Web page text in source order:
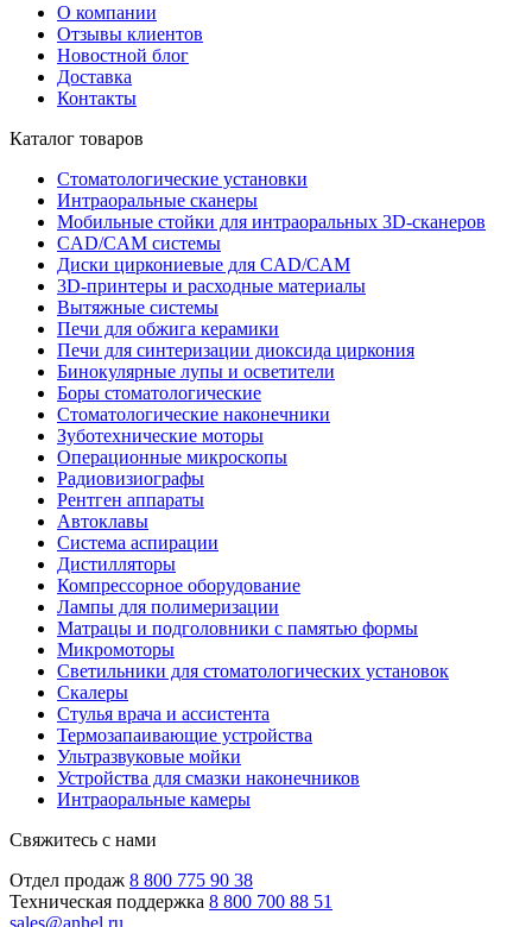
О компании
Отзывы клиентов
Новостной блог
Доставка
Контакты
Каталог товаров
Стоматологические установки
Интраоральные сканеры
Мобильные стойки для интраоральных 3D-сканеров
CAD/CAM системы
Диски циркониевые для CAD/CAM
3D-принтеры и расходные материалы
Вытяжные системы
Печи для обжига керамики
Печи для синтеризации диоксида циркония
Бинокулярные лупы и осветители
Боры стоматологические
Стоматологические наконечники
Зуботехнические моторы
Операционные микроскопы
Радиовизиографы
Рентген аппараты
Автоклавы
Система аспирации
Дистилляторы
Компрессорное оборудование
Лампы для полимеризации
Матрацы и подголовники с памятью формы
Микромоторы
Светильники для стоматологических установок
Скалеры
Стулья врача и ассистента
Термозапаивающие устройства
Ультразвуковые мойки
Устройства для смазки наконечников
Интраоральные камеры
Свяжитесь с нами
Отдел продаж 8 800 775 90 38
Техническая поддержка 8 800 700 88 51
sales@anhel.ru